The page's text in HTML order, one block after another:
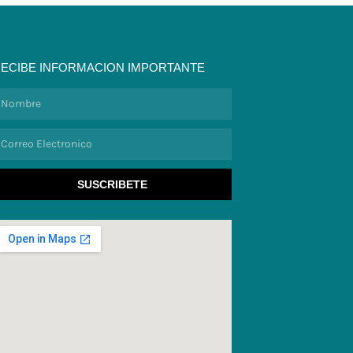
INFORMACION IMPORTANTE
SUSCRIBETE